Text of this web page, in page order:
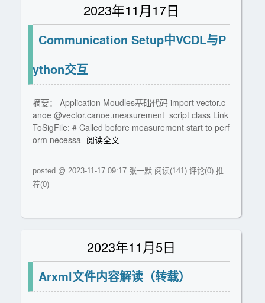
2023年11月17日
Communication Setup中VCDL与P
ython交互
摘要： Application Moudles基础代码 import vector.c
anoe @vector.canoe.measurement_script class Link
ToSigFile: # Called before measurement start to perf
orm necessa 阅读全文
posted @ 2023-11-17 09:17 张一默 阅读(141) 评论(0) 推
荐(0)
2023年11月5日
Arxml文件内容解读（转载）